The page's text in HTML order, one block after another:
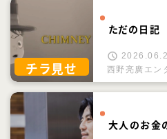
チラ見せ
ただの日記
西野亮廣エン
大人のお金